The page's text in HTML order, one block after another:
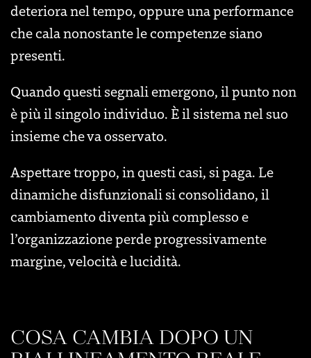
deteriora nel tempo, oppure una performance
che cala nonostante le competenze siano
presenti.
Quando questi segnali emergono, il punto non
è più il singolo individuo. È il sistema nel suo
insieme che va osservato.
Aspettare troppo, in questi casi, si paga. Le
dinamiche disfunzionali si consolidano, il
cambiamento diventa più complesso e
l’organizzazione perde progressivamente
margine, velocità e lucidità.
COSA CAMBIA DOPO UN